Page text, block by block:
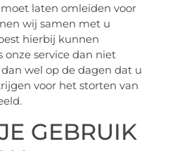
laten omleiden voor
wij samen met u
hierbij kunnen
onze service dan niet
wel op de dagen dat u
voor het storten van
GEBRUIK